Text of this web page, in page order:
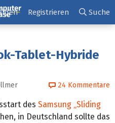
Registrieren Suche
Tablet-Hybride
24 Kommentare
des Samsung „Sliding
in Deutschland sollte das